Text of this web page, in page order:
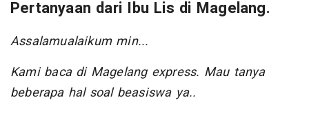
Pertanyaan dari Ibu Lis di Magelang.
Assalamualaikum min...
Kami baca di Magelang express. Mau tanya
beberapa hal soal beasiswa ya..